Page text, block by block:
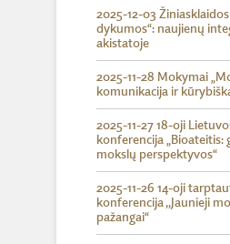
2025-12-03
dykumos“: naujienų
akistatoje
2025-11-28 Mokymai
komunikacija ir
2025-11-27 18-oji
konferencija „Bioateitis:
mokslų perspektyvos“
2025-11-26 14-oji
konferencija ,,Jaunieji
pažangai“